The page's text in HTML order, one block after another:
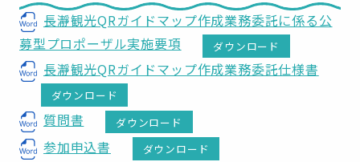
長瀞観光QRガイドマップ作成業務委託に係る公
募型プロポーザル実施要項
ダウンロード
長瀞観光QRガイドマップ作成業務委託仕様書
ダウンロード
質問書 ダウンロード
参加申込書 ダウンロード